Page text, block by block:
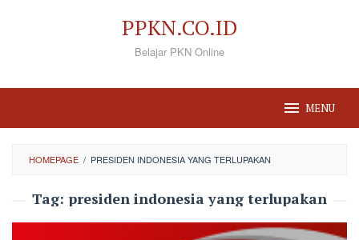
PPKN.CO.ID
Belajar PKN Online
MENU
HOMEPAGE / PRESIDEN INDONESIA YANG TERLUPAKAN
Tag: presiden indonesia yang terlupakan